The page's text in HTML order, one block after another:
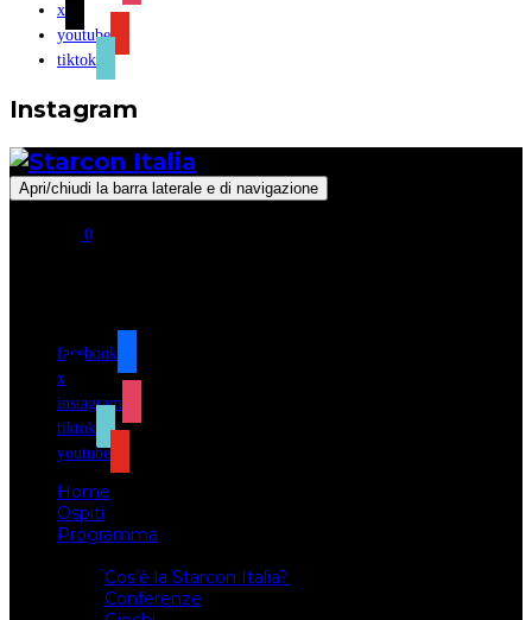
x
youtube
tiktok
Instagram
Apri/chiudi la barra laterale e di navigazione
0
facebook
x
instagram
tiktok
youtube
Home
Ospiti
Programma
Cos’è la Starcon Italia?
Conferenze